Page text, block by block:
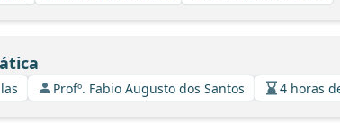
Profº. Fabio Augusto dos Santos 4 horas